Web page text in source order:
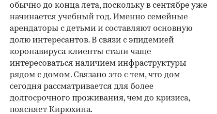
обычно до конца лета, поскольку в сентябре уже
начинается учебный год. Именно семейные
арендаторы с детьми и составляют основную
долю интересантов. В связи с эпидемией
коронавируса клиенты стали чаще
интересоваться наличием инфраструктуры
рядом с домом. Связано это с тем, что дом
сегодня рассматривается для более
долгосрочного проживания, чем до кризиса,
поясняет Кирюхина.